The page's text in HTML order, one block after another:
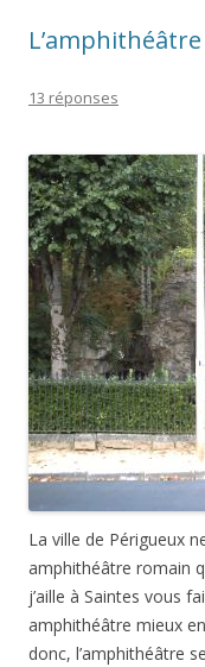
13 réponses
La ville de Périgueux
amphithéâtre romain
j’aille à Saintes vous
amphithéâtre mieux
donc, l’amphithéâtre